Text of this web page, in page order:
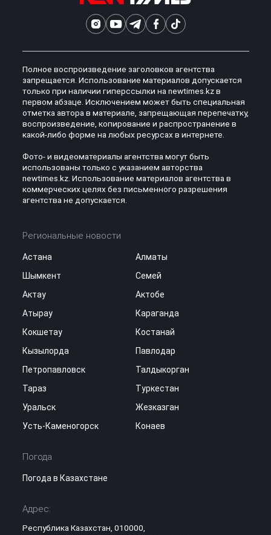
Полное воспроизведение заголовков агентства
запрещается. Использование материалов допускается
только при наличии гиперссылки на newtimes.kz в
первом абзаце. Исключением может быть специальная
отметка автора в материале, запрещающая перепечатку,
воспроизведение, копирование и распространение в
какой-либо форме на любых ресурсах в интернете.
Фото- и видеоматериалы агентства могут быть
использованы только с указанием авторства
newtimes.kz. Использование материалов агентства в
коммерческих целях без письменного разрешения
агентства не допускается.
Региональные новости
Астана
Алматы
Шымкент
Семей
Актау
Актобе
Атырау
Караганда
Кокшетау
Костанай
Кызылорда
Павлодар
Петропавловск
Талдыкорган
Тараз
Туркестан
Уральск
Жезказган
Усть-Каменогорск
Конаев
Погода
Погода в Казахстане
Адрес:
Республика Казахстан, 010000,